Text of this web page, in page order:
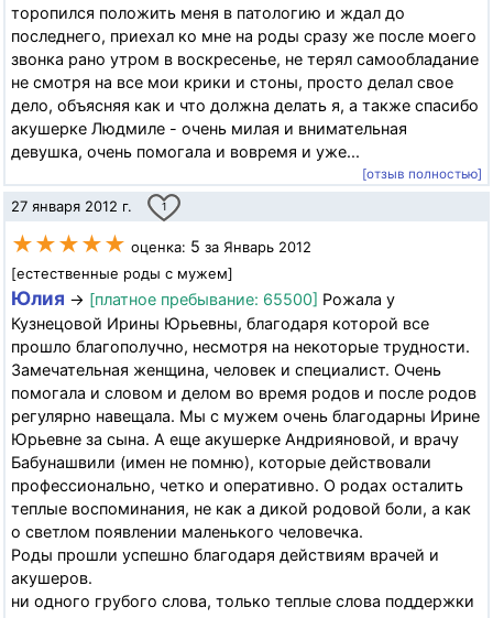
торопился положить меня в патологию и ждал до
последнего, приехал ко мне на роды сразу же после моего
звонка рано утром в воскресенье, не терял самообладание
не смотря на все мои крики и стоны, просто делал свое
дело, объясняя как и что должна делать я, а также спасибо
акушерке Людмиле - очень милая и внимательная
девушка, очень помогала и вовремя и уже...
[отзыв полностью]
27 января 2012 г. 1
★★★★★ оценка: 5 за Январь 2012
[естественные роды с мужем]
Юлия → [платное пребывание: 65500] Рожала у
Кузнецовой Ирины Юрьевны, благодаря которой все
прошло благополучно, несмотря на некоторые трудности.
Замечательная женщина, человек и специалист. Очень
помогала и словом и делом во время родов и после родов
регулярно навещала. Мы с мужем очень благодарны Ирине
Юрьевне за сына. А еще акушерке Андрияновой, и врачу
Бабунашвили (имен не помню), которые действовали
профессионально, четко и оперативно. О родах осталить
теплые воспоминания, не как а дикой родовой боли, а как
о светлом появлении маленького человечка.
Роды прошли успешно благодаря действиям врачей и
акушеров.
ни одного грубого слова, только теплые слова поддержки